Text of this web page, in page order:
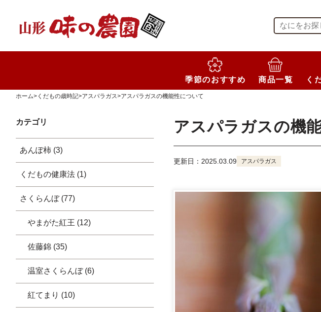
検索
季節のおすすめ 商品一覧 く
ホーム> くだもの歳時記>アスパラガス>アスパラガスの機能性について
アスパラガスの機
更新日：2025.03.09 アスパラガス
カテゴリ
あんぽ柿 (3)
くだもの健康法 (1)
さくらんぼ (77)
やまがた紅王 (12)
佐藤錦 (35)
温室さくらんぼ (6)
紅てまり (10)